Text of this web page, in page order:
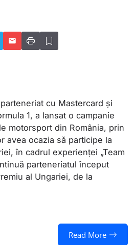
cu Mastercard și
1, a lansat o campanie
motorsport din România, prin
avea ocazia să participe la
în cadrul experienței „Team
parteneriatul început
al Ungariei, de la
Read More